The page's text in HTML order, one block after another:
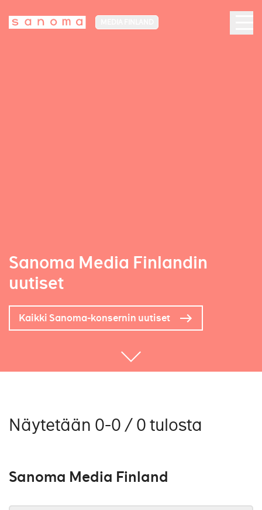
Sanoma Media Finlandin
uutiset
Kaikki Sanoma-konsernin uutiset
Näytetään 0-0 / 0 tulosta
Sanoma Media Finland